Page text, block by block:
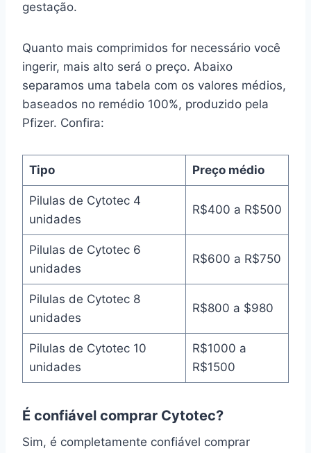
gestação.
Quanto mais comprimidos for necessário você
ingerir, mais alto será o preço. Abaixo
separamos uma tabela com os valores médios,
baseados no remédio 100%, produzido pela
Pfizer. Confira:
Tipo Preço médio
Pilulas de Cytotec 4
unidades
R$400 a R$500
Pilulas de Cytotec 6
unidades
R$600 a R$750
Pilulas de Cytotec 8
unidades
R$800 a $980
Pilulas de Cytotec 10
unidades
R$1000 a
R$1500
É confiável comprar Cytotec?
Sim, é completamente confiável comprar